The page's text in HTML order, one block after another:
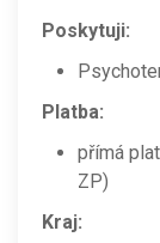
Poskytuji:
Platba:
přímá
ZP)
Kraj: